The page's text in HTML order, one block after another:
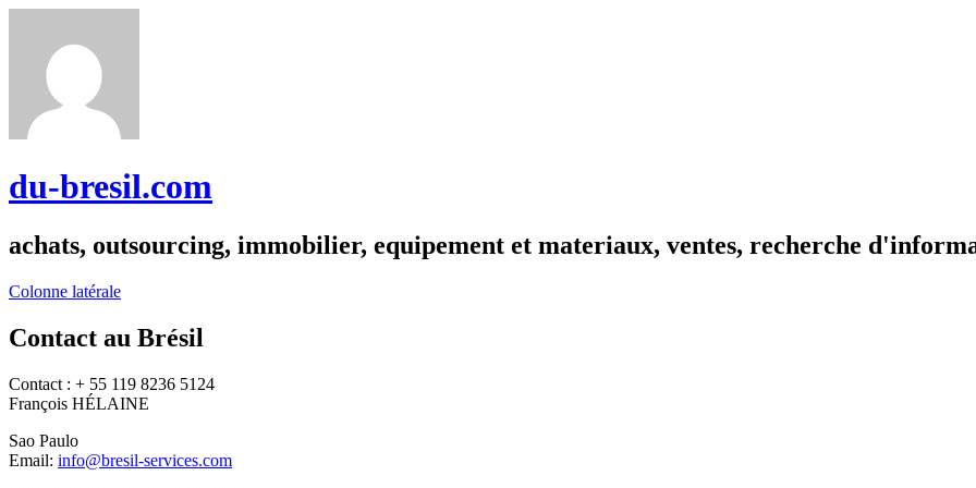
du-bresil.com
achats, outsourcing, immobilier, equipement et materiaux, ventes, recherche
Colonne latérale
Contact au Brésil
Contact : + 55 119 8236 5124
François HÉLAINE
Sao Paulo
Email: info@bresil-services.com